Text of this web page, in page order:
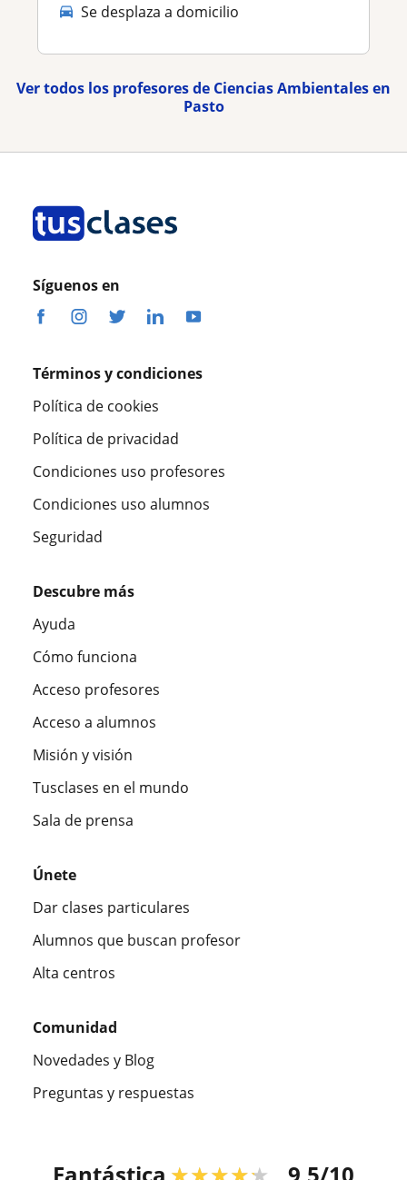
Se desplaza a domicilio
Ver todos los profesores de Ciencias Ambientales en
Pasto
Síguenos en
Términos y condiciones
Política de cookies
Política de privacidad
Condiciones uso profesores
Condiciones uso alumnos
Seguridad
Descubre más
Ayuda
Cómo funciona
Acceso profesores
Acceso a alumnos
Misión y visión
Tusclases en el mundo
Sala de prensa
Únete
Dar clases particulares
Alumnos que buscan profesor
Alta centros
Comunidad
Novedades y Blog
Preguntas y respuestas
Fantástica ★★★★★ 9,5/10